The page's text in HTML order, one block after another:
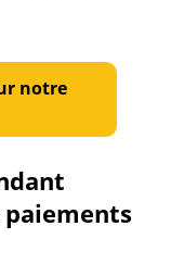
notre